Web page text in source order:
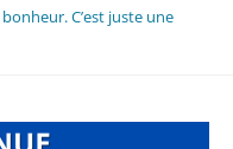
C’est juste une